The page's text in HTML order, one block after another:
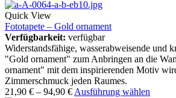
Quick View
Fototapete – Gold ornament
Verfügbarkeit: verfügbar
Widerstandsfähige, wasserabweisende und
"Gold ornament" zum Anbringen an die
ornament" mit dem inspirierenden Motiv
Zimmerschmuck jeden Raumes.
21,90 € – 94,90 € Ausführung wählen